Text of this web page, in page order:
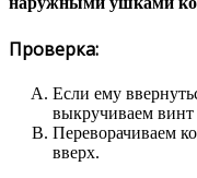
Проверка:
Если ему
выкручиваем
Переворачиваем
вверх.